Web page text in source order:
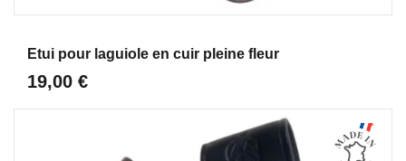
Etui pour laguiole en cuir pleine fleur
19,00 €